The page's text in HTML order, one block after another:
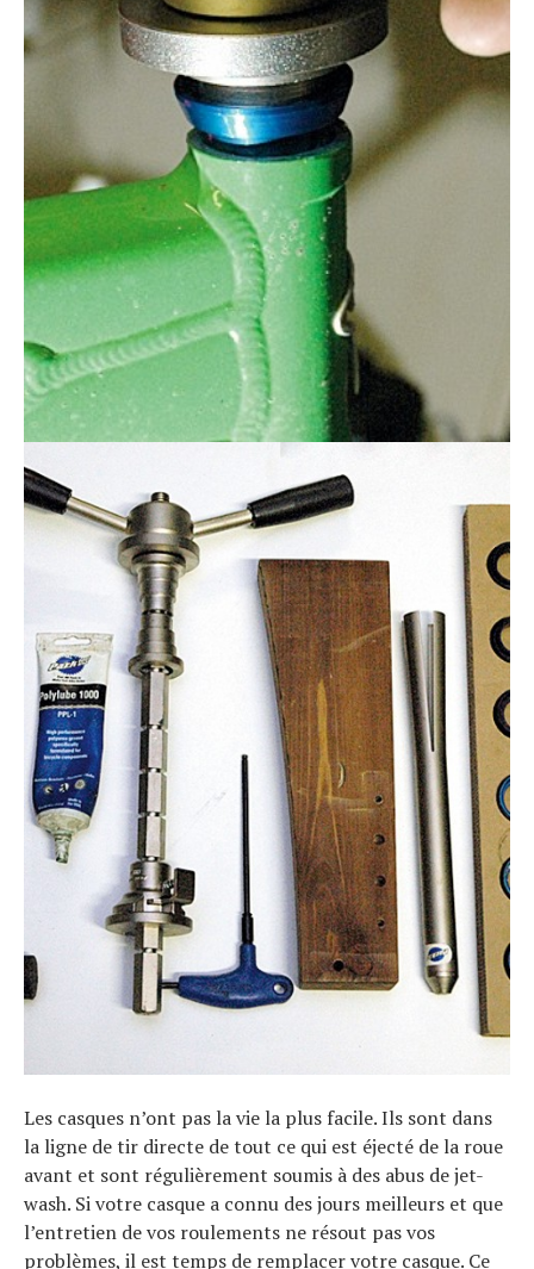
Les casques n’ont pas la vie la plus facile. Ils sont dans
la ligne de tir directe de tout ce qui est éjecté de la roue
avant et sont régulièrement soumis à des abus de jet-
wash. Si votre casque a connu des jours meilleurs et que
l’entretien de vos roulements ne résout pas vos
problèmes, il est temps de remplacer votre casque. Ce